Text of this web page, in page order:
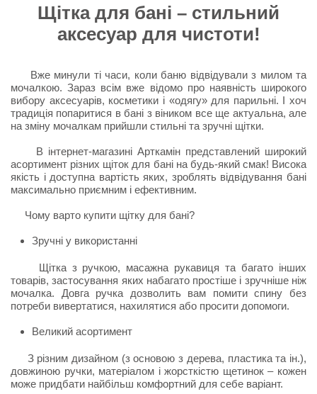
Щітка для бані – стильний
аксесуар для чистоти!
Вже минули ті часи, коли баню відвідували з милом та
мочалкою. Зараз всім вже відомо про наявність широкого
вибору аксесуарів, косметики і «одягу» для парильні. І хоч
традиція попаритися в бані з віником все ще актуальна, але
на зміну мочалкам прийшли стильні та зручні щітки.
В інтернет-магазині Арткамін представлений широкий
асортимент різних щіток для бані на будь-який смак! Висока
якість і доступна вартість яких, зроблять відвідування бані
максимально приємним і ефективним.
Чому варто купити щітку для бані?
Зручні у використанні
Щітка з ручкою, масажна рукавиця та багато інших
товарів, застосування яких набагато простіше і зручніше ніж
мочалка. Довга ручка дозволить вам помити спину без
потреби вивертатися, нахилятися або просити допомоги.
Великий асортимент
З різним дизайном (з основою з дерева, пластика та ін.),
довжиною ручки, матеріалом і жорсткістю щетинок – кожен
може придбати найбільш комфортний для себе варіант.